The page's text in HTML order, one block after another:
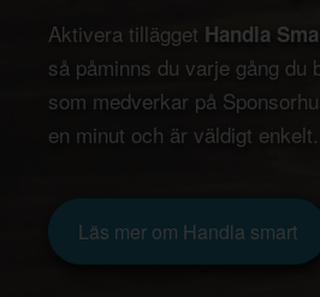
Aktivera tillägget Handla
så påminns du varje gång du
som medverkar på
en minut och är väldigt enkelt.
Läs mer om Handla smart